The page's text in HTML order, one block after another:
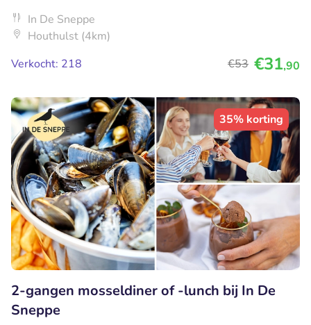
In De Sneppe
Houthulst (4km)
Verkocht: 218
€53 €31,90
35% korting
2-gangen mosseldiner of -lunch bij In De
Sneppe